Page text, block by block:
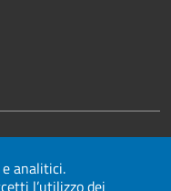
analitici.
l’utilizzo dei